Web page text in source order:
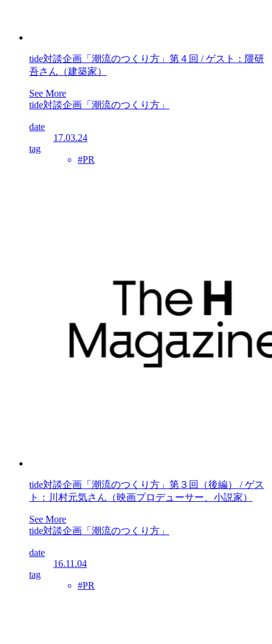
tide対談企画「潮流のつくり方」第４回 / ゲスト：隈研
吾さん（建築家）
See More
tide対談企画「潮流のつくり方」
date
17.03.24
tag
#PR
tide対談企画「潮流のつくり方」第３回（後編） / ゲス
ト：川村元気さん（映画プロデューサー、小説家）
See More
tide対談企画「潮流のつくり方」
date
16.11.04
tag
#PR